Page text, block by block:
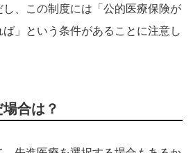
、この制度には「公的医療保険が
」という条件があることに注意し
合は？